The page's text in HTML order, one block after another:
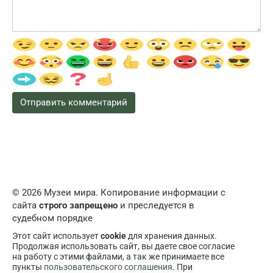
© 2026 Музеи мира. Копирование информации с
сайта строго запрещено и преследуется в
судебном порядке
Этот сайт используетcookieдля хранения данных.
Продолжая использовать сайт, вы даете свое согласие
на работу с этими файлами, а так же принимаете все
пункты пользовательского соглашения. При